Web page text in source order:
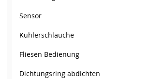
Sensor
Kühlerschläuche
Fliesen Bedienung
Dichtungsring abdichten